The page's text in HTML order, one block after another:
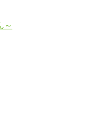
～